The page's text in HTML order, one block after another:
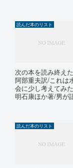
読んだ本のリスト
次の本を読み終え
阿部重夫訳/これは
会に少し考えてみ
明石康ほか著/男が
読んだ本のリスト